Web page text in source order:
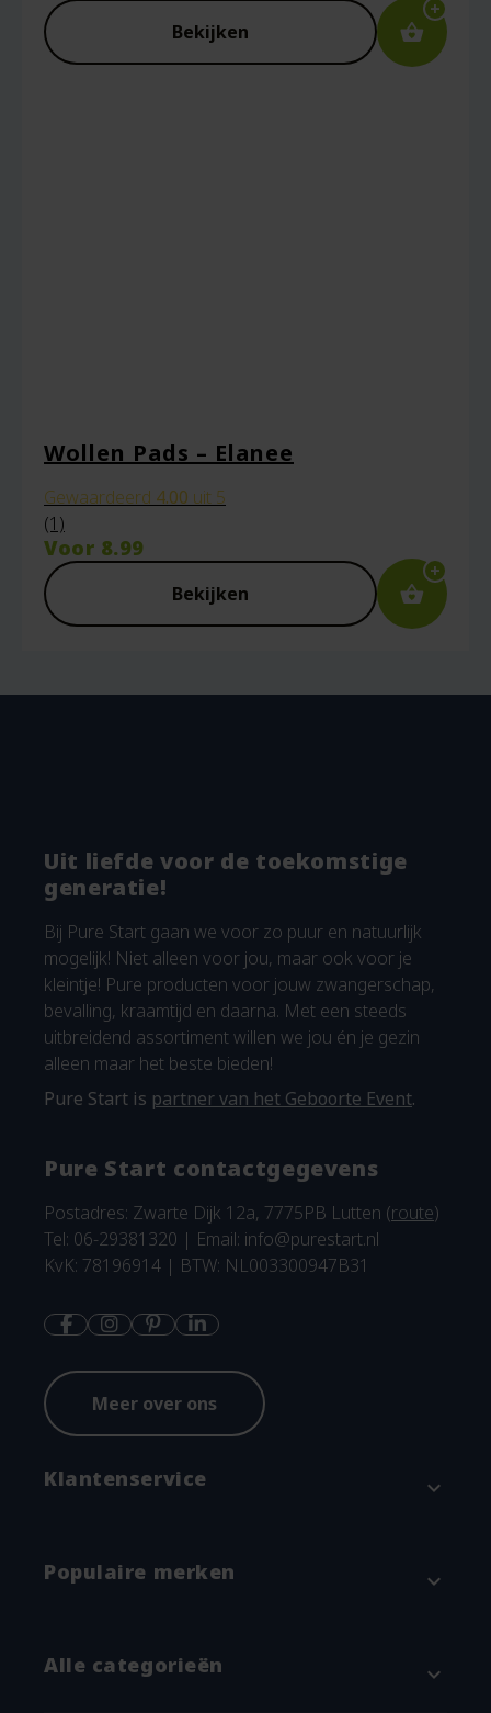
Bekijken
Wollen Pads – Elanee
Gewaardeerd 4.00 uit 5
(1)
Voor 8.99
Bekijken
Uit liefde voor de toekomstige
generatie!
Bij Pure Start gaan we voor zo puur en natuurlijk
mogelijk! Niet alleen voor jou, maar ook voor je
kleintje! Pure producten voor jouw zwangerschap,
bevalling, kraamtijd en daarna. Met een steeds
uitbreidend assortiment willen we jou én je gezin
alleen maar het beste bieden!
Pure Start is partner van het Geboorte Event.
Pure Start contactgegevens
Postadres: Zwarte Dijk 12a, 7775PB Lutten (route)
Tel: 06-29381320 | Email: info@purestart.nl
KvK: 78196914 | BTW: NL003300947B31
Meer over ons
Klantenservice expand_more
Betaalmethodes en verzenden
Garantie en klachtenregeling
Populaire merken expand_more
Alle categorieën expand_more